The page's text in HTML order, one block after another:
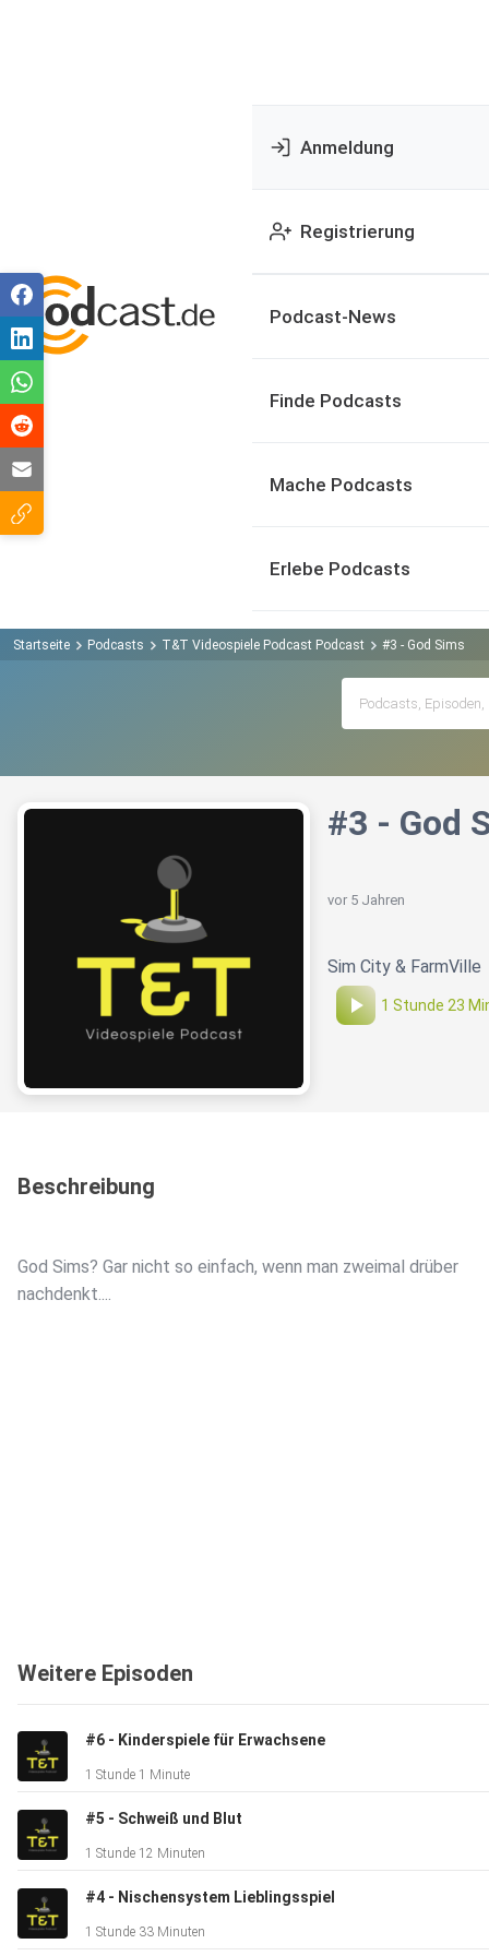
Anmeldung
Registrierung
Podcast-News
Finde Podcasts
Mache Podcasts
Erlebe Podcasts
Startseite Podcasts T&T Videospiele Podcast Podcast #3 - God Sims
#3 - God
vor 5 Jahren
Sim City & FarmVille
1 Stunde 23
Beschreibung
God Sims? Gar nicht so einfach, wenn man zweimal drüber
nachdenkt....
Weitere Episoden
#6 - Kinderspiele für Erwachsene
1 Stunde 1 Minute
#5 - Schweiß und Blut
1 Stunde 12 Minuten
#4 - Nischensystem Lieblingsspiel
1 Stunde 33 Minuten